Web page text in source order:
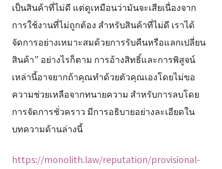
เป็นสินค้าที่ไม่ดี แต่ดูเหมือนว่ามันจะเสียเนื่องจาก
การใช้งานที่ไม่ถูกต้อง สำหรับสินค้าที่ไม่ดี เราได้
จัดการอย่างเหมาะสมด้วยการรับคืนหรือแลกเปลี่ยน
สินค้า” อย่างไรก็ตาม การอ้างสิทธิ์และการพิสูจน์
เหล่านี้อาจยากถ้าคุณทำด้วยตัวคุณเองโดยไม่ขอ
ความช่วยเหลือจากทนายความ สำหรับการลบโดย
การจัดการชั่วคราว มีการอธิบายอย่างละเอียดใน
บทความด้านล่างนี้
https://monolith.law/reputation/provisional-